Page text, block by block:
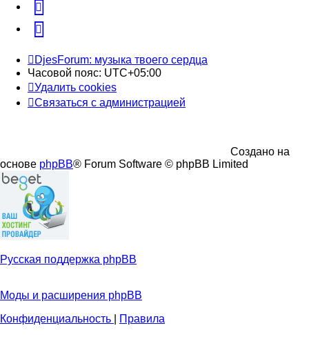
vk
Telegram
DjesForum: музыка твоего сердца
Часовой пояс: UTC+05:00
Удалить cookies
Связаться с администрацией
Создано на
основе phpBB® Forum Software © phpBB Limited
Русская поддержка phpBB
Моды и расширения phpBB
Конфиденциальность
Правила